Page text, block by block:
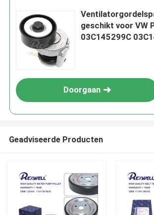
geschikt voor VW
03C145299C
Doorgaan
Geadviseerde Producten